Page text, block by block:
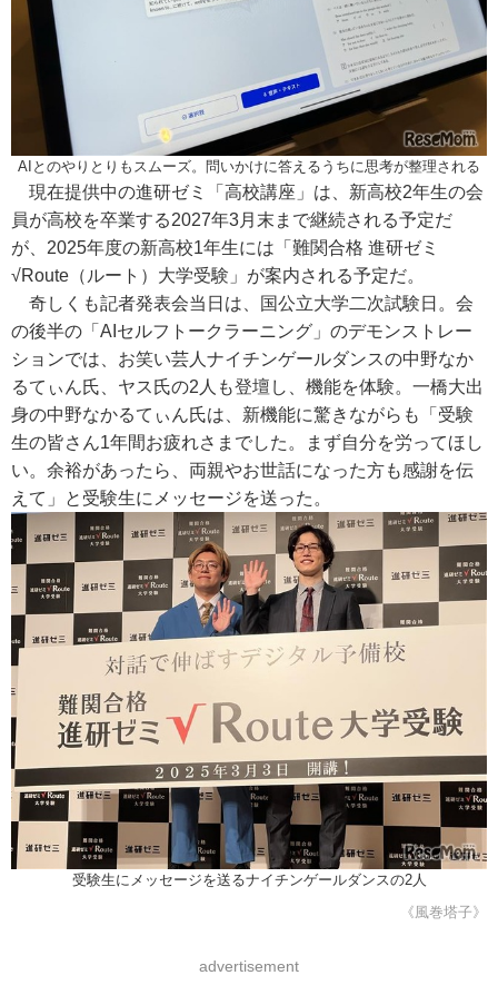
AIとのやりとりもスムーズ。問いかけに答えるうちに思考が整理される
現在提供中の進研ゼミ「高校講座」は、新高校2年生の会
員が高校を卒業する2027年3月末まで継続される予定だ
が、2025年度の新高校1年生には「難関合格 進研ゼミ
√Route（ルート）大学受験」が案内される予定だ。
奇しくも記者発表会当日は、国公立大学二次試験日。会
の後半の「AIセルフトークラーニング」のデモンストレー
ションでは、お笑い芸人ナイチンゲールダンスの中野なか
るてぃん氏、ヤス氏の2人も登壇し、機能を体験。一橋大出
身の中野なかるてぃん氏は、新機能に驚きながらも「受験
生の皆さん1年間お疲れさまでした。まず自分を労ってほし
い。余裕があったら、両親やお世話になった方も感謝を伝
えて」と受験生にメッセージを送った。
受験生にメッセージを送るナイチンゲールダンスの2人
《風巻塔子》
advertisement